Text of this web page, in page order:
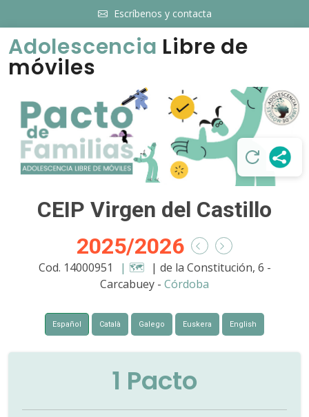
Escríbenos y contacta
Adolescencia Libre de
móviles
CEIP Virgen del Castillo
2025/2026
Cod. 14000951 | 🗺️ | de la Constitución, 6 -
Carcabuey - Córdoba
Español Català Galego Euskera English
1 Pacto